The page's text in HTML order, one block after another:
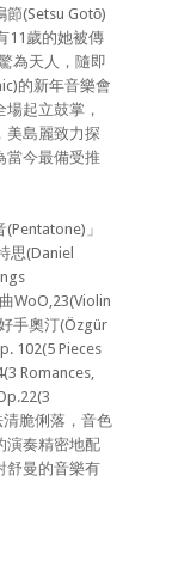
節(Setsu Gotō)
11歲的她被傳
為天人，隨即
的新年音樂會
起立鼓掌，
美島麗致力探
當今最備受推
」
思(Daniel
WoO,23(Violin
手奧汀(Özgür
102(5 Pieces
Romances,
脆俐落，音色
演奏精密地配
舒曼的音樂有